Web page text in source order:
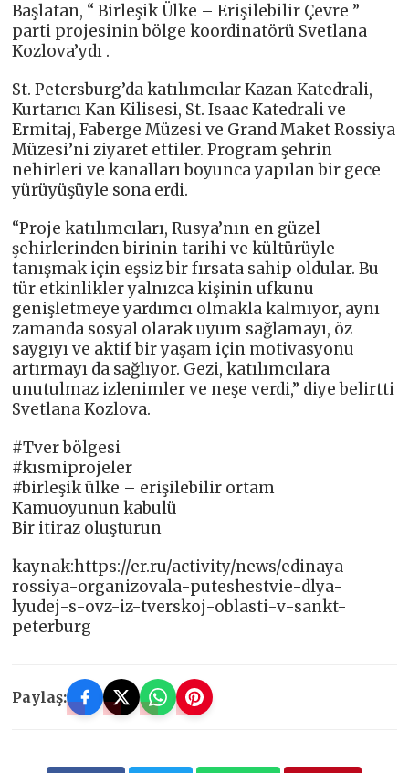
Başlatan, “ Birleşik Ülke – Erişilebilir Çevre ”
parti projesinin bölge koordinatörü Svetlana
Kozlova’ydı .
St. Petersburg’da katılımcılar Kazan Katedrali,
Kurtarıcı Kan Kilisesi, St. Isaac Katedrali ve
Ermitaj, Faberge Müzesi ve Grand Maket Rossiya
Müzesi’ni ziyaret ettiler. Program şehrin
nehirleri ve kanalları boyunca yapılan bir gece
yürüyüşüyle ​​sona erdi.
“Proje katılımcıları, Rusya’nın en güzel
şehirlerinden birinin tarihi ve kültürüyle
tanışmak için eşsiz bir fırsata sahip oldular. Bu
tür etkinlikler yalnızca kişinin ufkunu
genişletmeye yardımcı olmakla kalmıyor, aynı
zamanda sosyal olarak uyum sağlamayı, öz
saygıyı ve aktif bir yaşam için motivasyonu
artırmayı da sağlıyor. Gezi, katılımcılara
unutulmaz izlenimler ve neşe verdi,” diye belirtti
Svetlana Kozlova.
#Tver bölgesi
#kısmiprojeler
#birleşik ülke – erişilebilir ortam
Kamuoyunun kabulü
Bir itiraz oluşturun
kaynak:https://er.ru/activity/news/edinaya-
rossiya-organizovala-puteshestvie-dlya-
lyudej-s-ovz-iz-tverskoj-oblasti-v-sankt-
peterburg
Paylaş: